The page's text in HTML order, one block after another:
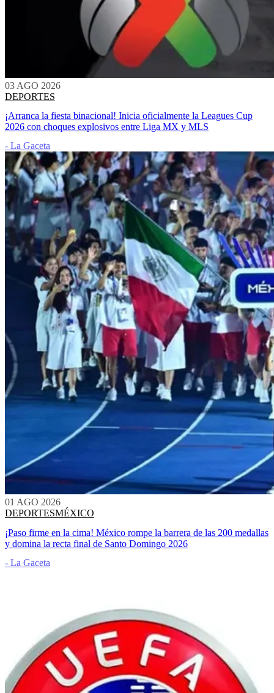
03 AGO 2026
DEPORTES
¡Arranca la fiesta binacional! Inicia oficialmente la Leagues Cup
2026 con choques explosivos entre Liga MX y MLS
- La Gaceta
01 AGO 2026
DEPORTESMÉXICO
¡Paso firme en la cima! México rompe la barrera de las 200 medallas
y domina la recta final de Santo Domingo 2026
- La Gaceta